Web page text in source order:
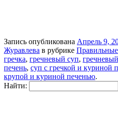
Запись опубликована Апрель 9,
Журавлева в рубрике
гречка, гречневый суп,
печень, суп с гречкой и куриной
крупой и куриной печенью.
Найти: